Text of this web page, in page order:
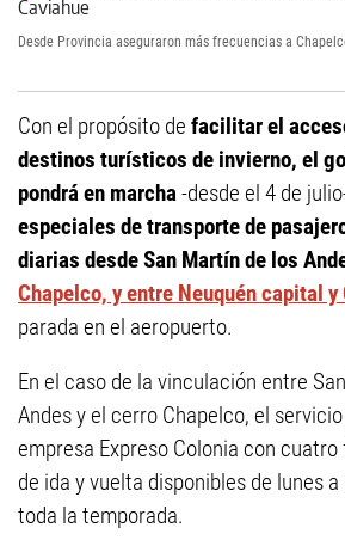
Desde Provincia aseguraron más frecuencias a
Con el propósito de facilitar el
destinos turísticos de invierno, el
pondrá en marcha-desde el 4 de
especiales de transporte de
diarias desde San Martín de los
Chapelco, y entre Neuquén capital y
parada en el aeropuerto.
En el caso de la vinculación entre
Andes y el cerro Chapelco, el
empresa Expreso Colonia con
de ida y vuelta disponibles de lunes
toda la temporada.